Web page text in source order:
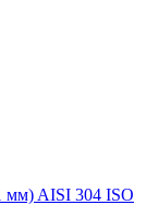
мм) AISI 304 ISO